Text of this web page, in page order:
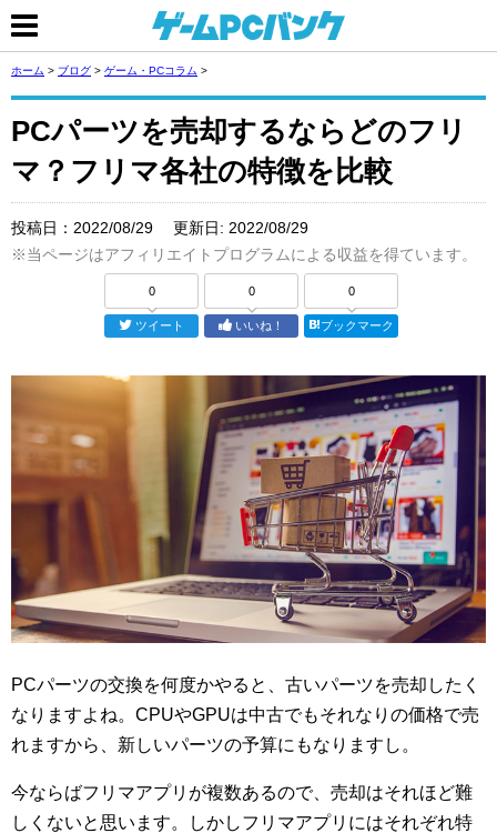
ホーム > ブログ > ゲーム・PCコラム >
PCパーツを売却するならどのフリ
マ？フリマ各社の特徴を比較
投稿日： 2022/08/29 更新日: 2022/08/29
※当ページはアフィリエイトプログラムによる収益を得ています。
0
ツイート
0
いいね！
0
ブックマーク
PCパーツの交換を何度かやると、古いパーツを売却したく
なりますよね。CPUやGPUは中古でもそれなりの価格で売
れますから、新しいパーツの予算にもなりますし。
今ならばフリマアプリが複数あるので、売却はそれほど難
しくないと思います。しかしフリマアプリにはそれぞれ特